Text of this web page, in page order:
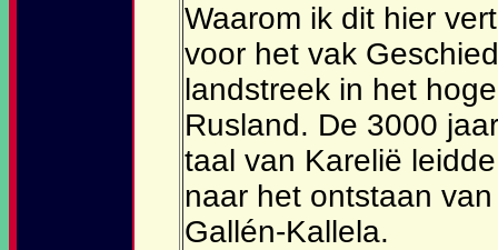
Waarom ik dit hier
voor het vak
landstreek in het
Rusland. De 3000
taal van Karelië
naar het ontstaan
Gallén-Kallela.